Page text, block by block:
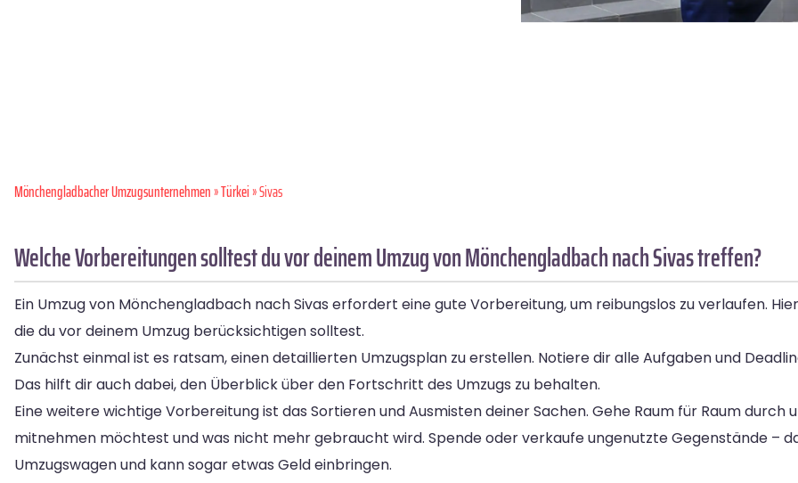
Mönchen­gladbacher Umzugsunternehmen»Türkei» Sivas
Welche Vorbereitungen solltest du vor deinem Umzug von Mönchengladbach nach Sivas treffen?
Ein Umzug von Mönchengladbach nach Sivas erfordert eine gute Vorbereitung, um reibungslos zu verlaufen.
die du vor deinem Umzug berücksichtigen solltest.
Zunächst einmal ist es ratsam, einen detaillierten Umzugsplan zu erstellen. Notiere dir alle Aufgaben und
Das hilft dir auch dabei, den Überblick über den Fortschritt des Umzugs zu behalten.
Eine weitere wichtige Vorbereitung ist das Sortieren und Ausmisten deiner Sachen. Gehe Raum für Raum durch
mitnehmen möchtest und was nicht mehr gebraucht wird. Spende oder verkaufe ungenutzte Gegenstände –
Umzugswagen und kann sogar etwas Geld einbringen.